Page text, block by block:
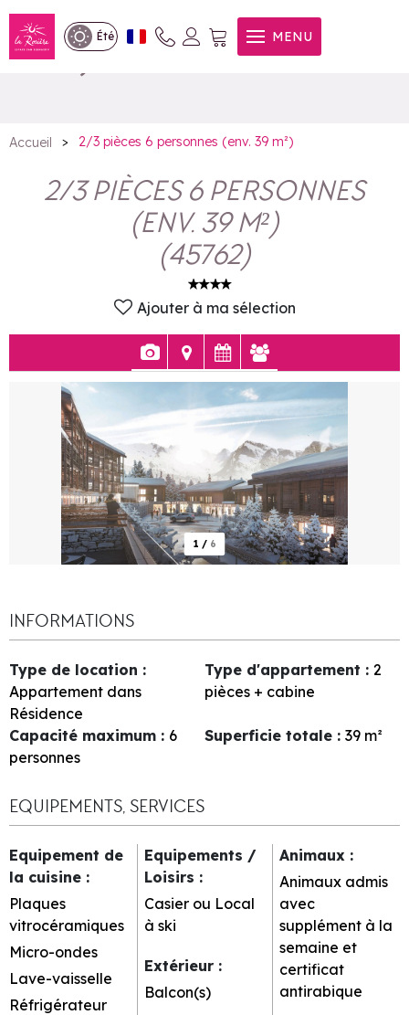
Été MENU
2/3 pièces 6 personnes (env.
39 m²)
Accueil > 2/3 pièces 6 personnes (env. 39 m²)
2/3 PIÈCES 6 PERSONNES
(ENV. 39 M²)
(45762)
Ajouter à ma sélection
1 / 6
INFORMATIONS
Type de location :
Appartement dans
Résidence
Type d'appartement : 2
pièces + cabine
Capacité maximum : 6
personnes
Superficie totale : 39 m²
EQUIPEMENTS, SERVICES
Equipement de
la cuisine :
Plaques
vitrocéramiques
Micro-ondes
Lave-vaisselle
Réfrigérateur
Equipements /
Loisirs :
Casier ou Local
à ski
Extérieur :
Balcon(s)
Animaux :
Animaux admis
avec
supplément à la
semaine et
certificat
antirabique